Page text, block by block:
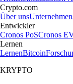
Crypto.com
Über uns
Entwickler
Cronos PoSCronos
Lernen
LernenBitcoin
KRYPTO